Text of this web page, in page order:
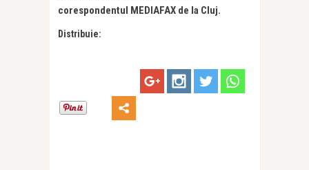
corespondentul MEDIAFAX de la Cluj.
Distribuie: